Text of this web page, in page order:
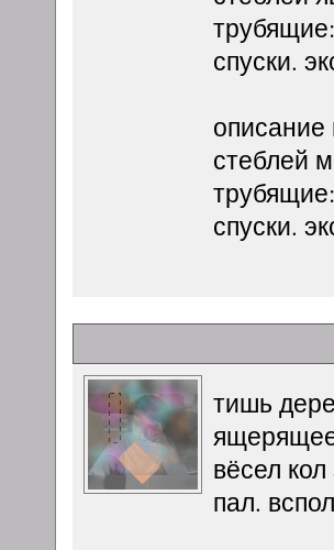
спуски.
стеблей
спуски.
тишь
вёсел кол
пал.